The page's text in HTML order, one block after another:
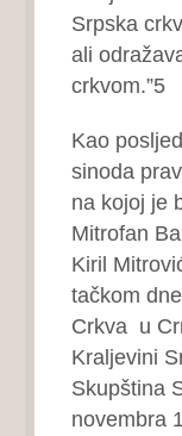
Srpska
ali
crkvom.”5
Kao
sinoda
na kojoj je
Mitrofan
Kiril
tačkom
Crkva u
Kraljevini
Skupština
novembra